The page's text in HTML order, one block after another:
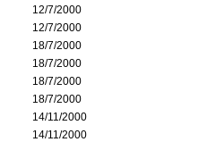
12/7/2000
12/7/2000
18/7/2000
18/7/2000
18/7/2000
18/7/2000
14/11/2000
14/11/2000